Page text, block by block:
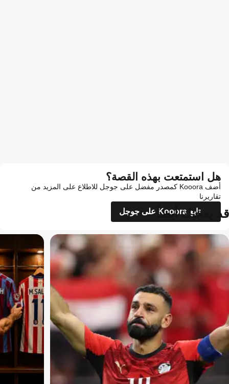
هل استمتعت بهذه القصة؟
أضف Kooora كمصدر مفضل على جوجل للاطلاع على المزيد من
تقاريرنا
تابع Kooora على جوجل
قد يعجبك أيضاً